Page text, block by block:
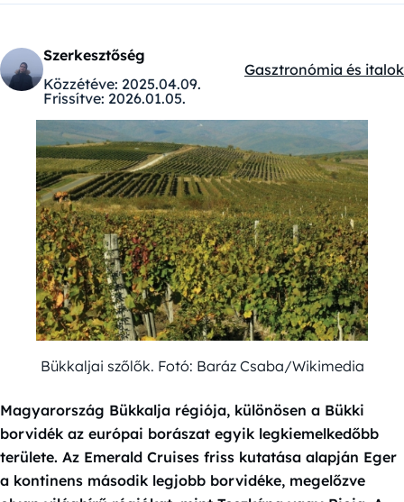
Szerkesztőség
Közzétéve: 2025.04.09.
Frissítve: 2026.01.05.
Kategóriák:
Gasztronómia és italok
Bükkaljai szőlők. Fotó: Baráz Csaba/Wikimedia
Magyarország Bükkalja régiója, különösen a Bükki
borvidék az európai borászat egyik legkiemelkedőbb
területe. Az Emerald Cruises friss kutatása alapján Eger
a kontinens második legjobb borvidéke, megelőzve